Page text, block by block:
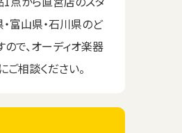
富山県・石川県のど
で、オーディオ楽器
相談ください。